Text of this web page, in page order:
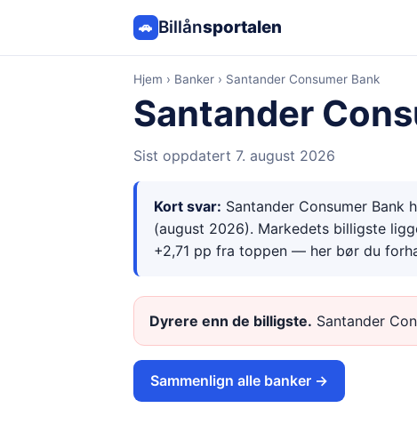
🚗 Billånsportalen
Hjem › Banker› Santander Consumer Bank
Santander
Sist oppdatert 7. august 2026
Kort svar: Santander Consumer Bank
(august 2026). Markedets billigste
+2,71 pp fra toppen — her bør du
Dyrere enn de billigste. Santander
Sammenlign alle banker →